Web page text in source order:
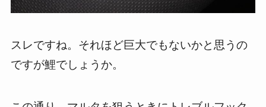
スレですね。それほど巨大でもないかと思うの
ですが鯉でしょうか。